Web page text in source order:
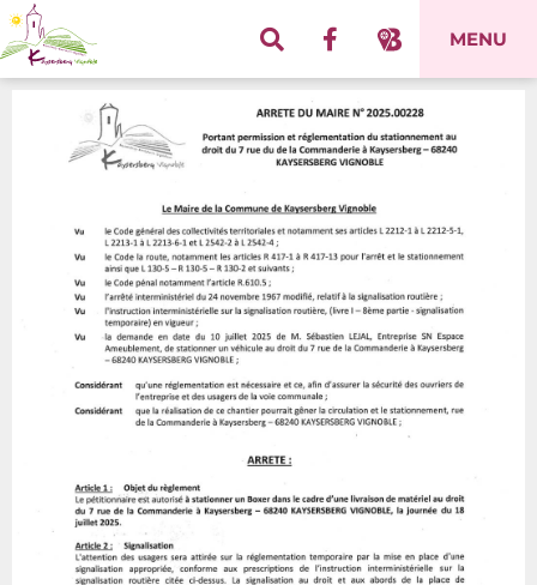
MENU
Panneau de gestion des cookies